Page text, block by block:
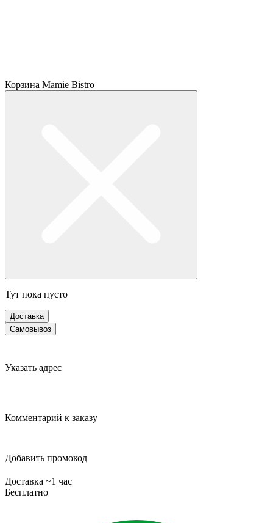
Корзина Mamie Bistro
Тут пока пусто
Доставка
Самовывоз
Указать адрес
Комментарий к заказу
Добавить промокод
Доставка ~1 час
Бесплатно